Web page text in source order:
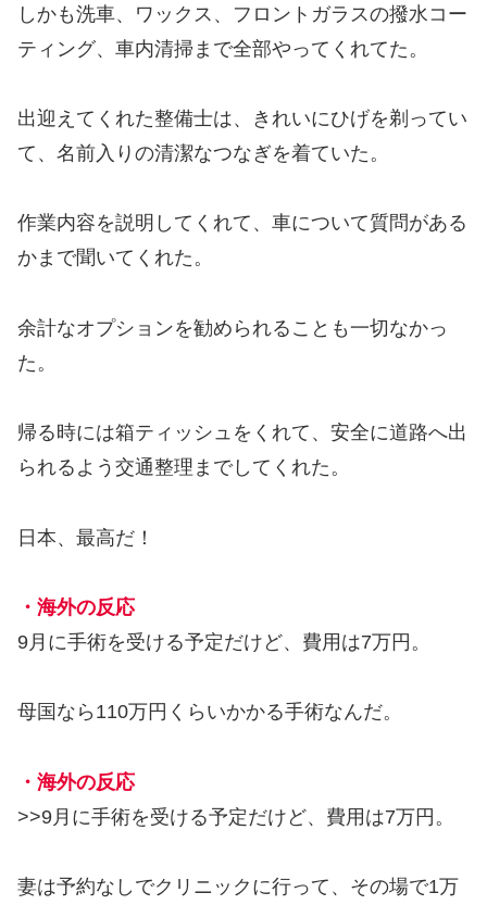
しかも洗車、ワックス、フロントガラスの撥水コー
ティング、車内清掃まで全部やってくれてた。
出迎えてくれた整備士は、きれいにひげを剃ってい
て、名前入りの清潔なつなぎを着ていた。
作業内容を説明してくれて、車について質問がある
かまで聞いてくれた。
余計なオプションを勧められることも一切なかっ
た。
帰る時には箱ティッシュをくれて、安全に道路へ出
られるよう交通整理までしてくれた。
日本、最高だ！
・海外の反応
9月に手術を受ける予定だけど、費用は7万円。
母国なら110万円くらいかかる手術なんだ。
・海外の反応
>>9月に手術を受ける予定だけど、費用は7万円。
妻は予約なしでクリニックに行って、その場で1万